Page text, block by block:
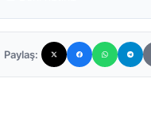
Paylaş: